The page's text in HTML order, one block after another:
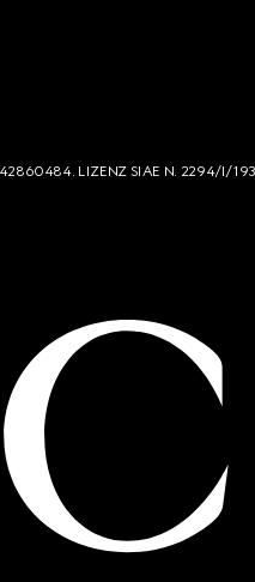
LIZENZ SIAE N. 2294/I/